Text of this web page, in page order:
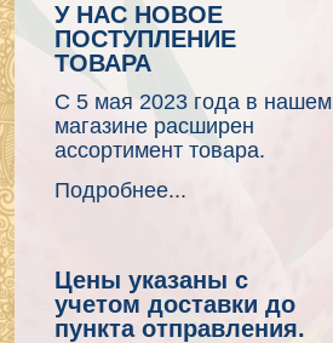
У НАС НОВОЕ
ПОСТУПЛЕНИЕ
ТОВАРА
С 5 мая 2023 года в нашем
магазине расширен
ассортимент товара.
Подробнее...
Цены указаны с
учетом доставки до
пункта отправления.